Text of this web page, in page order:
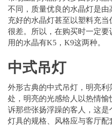
不同，质量优良的水晶灯是
充好的水晶灯甚至以塑料充
很差。所以，在购买时一定
用的水晶有K5，K9这两种。
中式吊灯
外形古典的中式吊灯，明亮
处，明亮的光感给人以热情
诉那些张扬浮躁的客人，这是
灯具的规格、风格应与客厅